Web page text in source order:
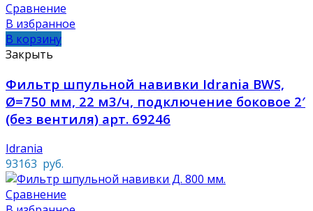
Сравнение
В избранное
В корзину
Закрыть
Фильтр шпульной навивки Idrania BWS,
Ø=750 мм, 22 м3/ч, подключение боковое 2′
(без вентиля) арт. 69246
Idrania
93163 руб.
Сравнение